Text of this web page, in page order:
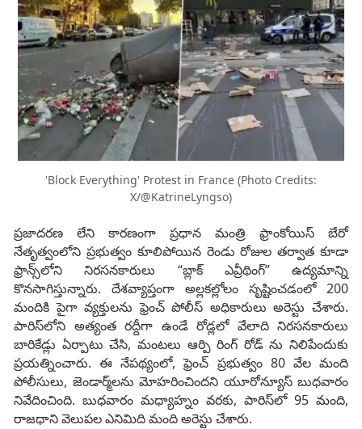
'Block Everything' Protest in France (Photo Credits:
X/@KatrineLyngso)
ప్రజాదరణ లేని కారణంగా ప్రధాన మంత్రి ఫ్రాంకోయిస్ బేరో
నేతృత్వంలోని ప్రభుత్వం కూలిపోయిన రెండు రోజుల తర్వాత కూడా
ఫ్రాన్స్‌లోని నిరసనకారులు “బ్లాక్ ఎవ్రీథింగ్” ఉద్యమాన్ని
కొనసాగిస్తున్నారు. దేశవ్యాప్తంగా అల్లకల్లోలం సృష్టించడంలో 200
మందికి పైగా వ్యక్తులను ఫ్రెంచ్ పోలీస్ అధికారులు అరెస్టు చేశారు.
పారిస్‌లోని అత్యంత రద్దీగా ఉండే రోడ్లలో వేలాది నిరసనకారులు
బారికేడ్లు ఏర్పాటు చేసి, మంటలు ఆర్పి రింగ్ రోడ్ ను నిలిపేందుకు
ప్రయత్నించారు. ఈ నేపథ్యంలో, ఫ్రెంచ్ ప్రభుత్వం 80 వేల మంది
పోలీసులు, జెండార్మ్‌లను మోహరించిందని యూరోన్యూస్ బుధవారం
నివేదించింది. బుధవారం మధ్యాహ్నం వరకు, పారిస్‌లో 95 మంది,
రాజధాని వెలుపల ఎనిమిది మంది అరెస్టు చేశారు.